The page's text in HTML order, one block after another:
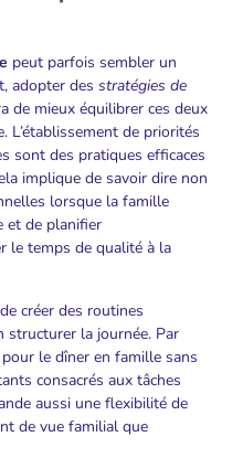
peut parfois sembler un
adopter des stratégies de
de mieux équilibrer ces deux
L’établissement de priorités
sont des pratiques efficaces
implique de savoir dire non
lorsque la famille
et de planifier
le temps de qualité à la
créer des routines
structurer la journée. Par
le dîner en famille sans
consacrés aux tâches
aussi une flexibilité de
de vue familial que